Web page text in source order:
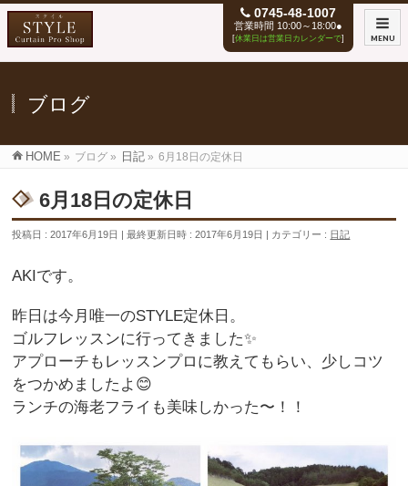
0745-48-1007
営業時間 10:00～18:00●
[休業日は営業日カレンダーで] MENU
ブログ
HOME » ブログ » 日記 » 6月18日の定休日
6月18日の定休日
投稿日 : 2017年6月19日 最終更新日時 : 2017年6月19日 カテゴリー : 日記
AKIです。
昨日は今月唯一のSTYLE定休日。
ゴルフレッスンに行ってきました✨
アプローチもレッスンプロに教えてもらい、少しコツ
をつかめましたよ😊
ランチの海老フライも美味しかった〜！！